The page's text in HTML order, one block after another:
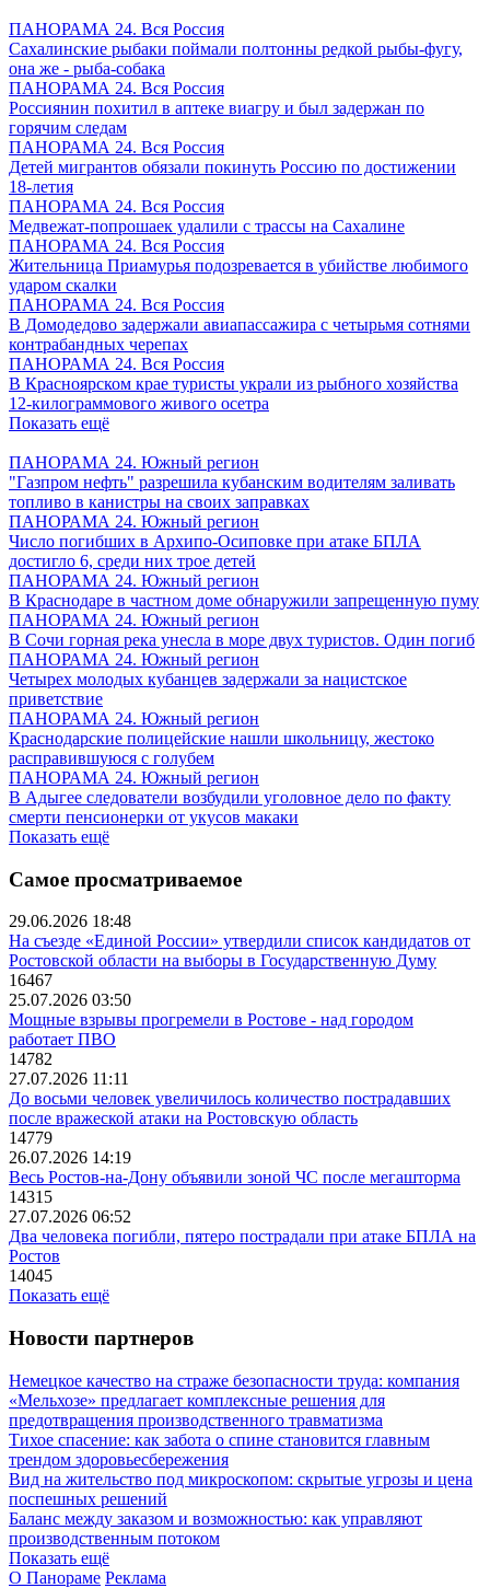
ПАНОРАМА 24. Вся Россия
Сахалинские рыбаки поймали полтонны редкой рыбы-фугу,
она же - рыба-собака
ПАНОРАМА 24. Вся Россия
Россиянин похитил в аптеке виагру и был задержан по
горячим следам
ПАНОРАМА 24. Вся Россия
Детей мигрантов обязали покинуть Россию по достижении
18-летия
ПАНОРАМА 24. Вся Россия
Медвежат-попрошаек удалили с трассы на Сахалине
ПАНОРАМА 24. Вся Россия
Жительница Приамурья подозревается в убийстве любимого
ударом скалки
ПАНОРАМА 24. Вся Россия
В Домодедово задержали авиапассажира с четырьмя сотнями
контрабандных черепах
ПАНОРАМА 24. Вся Россия
В Красноярском крае туристы украли из рыбного хозяйства
12-килограммового живого осетра
Показать ещё
ПАНОРАМА 24. Южный регион
"Газпром нефть" разрешила кубанским водителям заливать
топливо в канистры на своих заправках
ПАНОРАМА 24. Южный регион
Число погибших в Архипо-Осиповке при атаке БПЛА
достигло 6, среди них трое детей
ПАНОРАМА 24. Южный регион
В Краснодаре в частном доме обнаружили запрещенную пуму
ПАНОРАМА 24. Южный регион
В Сочи горная река унесла в море двух туристов. Один погиб
ПАНОРАМА 24. Южный регион
Четырех молодых кубанцев задержали за нацистское
приветствие
ПАНОРАМА 24. Южный регион
Краснодарские полицейские нашли школьницу, жестоко
расправившуюся с голубем
ПАНОРАМА 24. Южный регион
В Адыгее следователи возбудили уголовное дело по факту
смерти пенсионерки от укусов макаки
Показать ещё
Самое просматриваемое
29.06.2026 18:48
На съезде «Единой России» утвердили список кандидатов от
Ростовской области на выборы в Государственную Думу
16467
25.07.2026 03:50
Мощные взрывы прогремели в Ростове - над городом
работает ПВО
14782
27.07.2026 11:11
До восьми человек увеличилось количество пострадавших
после вражеской атаки на Ростовскую область
14779
26.07.2026 14:19
Весь Ростов-на-Дону объявили зоной ЧС после мегашторма
14315
27.07.2026 06:52
Два человека погибли, пятеро пострадали при атаке БПЛА на
Ростов
14045
Показать ещё
Новости партнеров
Немецкое качество на страже безопасности труда: компания
«Мельхозе» предлагает комплексные решения для
предотвращения производственного травматизма
Тихое спасение: как забота о спине становится главным
трендом здоровьесбережения
Вид на жительство под микроскопом: скрытые угрозы и цена
поспешных решений
Баланс между заказом и возможностью: как управляют
производственным потоком
Показать ещё
О Панораме Реклама